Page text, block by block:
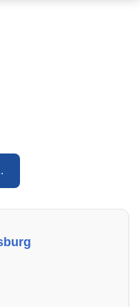
aktuellen Mietpreise